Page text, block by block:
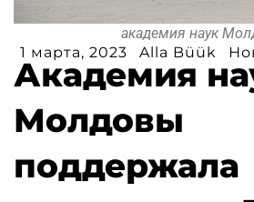
академия наук
1 марта, 2023
Alla Büük
Академия
Молдовы
поддержала